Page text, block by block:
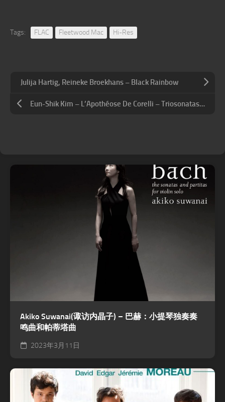
Tags: FLAC Fleetwood Mac Hi-Res
Julija Hartig, Reineke Broekhans – Black Rainbow
Eun-Shik Kim – L’Apothéose De Corelli – Triosonatas (2025) [24B-96kHz]
Akiko Suwanai(诹访内晶子) – 巴赫：小提琴独奏奏
鸣曲和帕蒂塔曲
2023年3月11日